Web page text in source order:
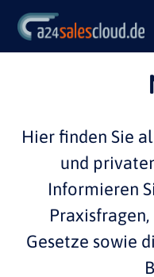
Hier finden Sie
und
Informieren
Praxisfragen,
Gesetze sowie